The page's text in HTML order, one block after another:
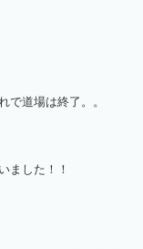
で道場は終了。。
ました！！